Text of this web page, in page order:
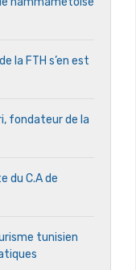
la FTH s’en est
fondateur de la
du C.A de
tunisien